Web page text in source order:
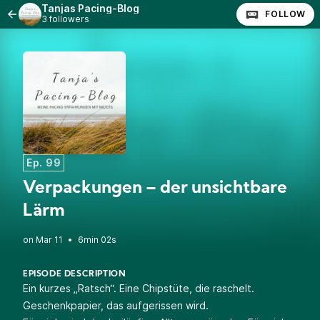
Tanjas Pacing-Blog
3 followers FOLLOW
Ep. 99
Verpackungen – der unsichtbare
Lärm
• 6min 02s
EPISODE DESCRIPTION
Ein kurzes „Ratsch“. Eine Chipstüte, die raschelt.
Geschenkpapier, das aufgerissen wird.